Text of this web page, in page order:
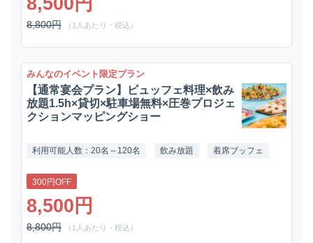
8,800円 （1人あたり・税込）
みんなのイベント限定プラン
【通常宴会プラン】ビュッフェ料理×飲み
放題1.5h×貸切×駐車場無料×圧巻プロジェ
クションマッピングショー
利用可能人数：20名～120名 飲み放題 着席ブッフェ
300円OFF
8,500円
8,800円 （1人あたり・税込）